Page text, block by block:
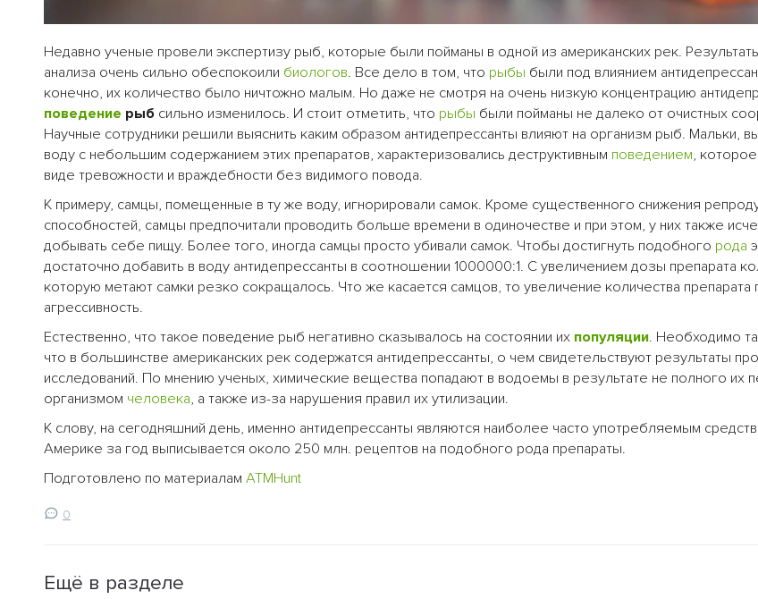
Недавно ученые провели экспертизу рыб, которые были пойманы в одной из американских рек.
анализа очень сильно обеспокоили биологов. Все дело в том, что рыбы были под влиянием
конечно, их количество было ничтожно малым. Но даже не смотря на очень низкую концентрацию
поведение рыб сильно изменилось. И стоит отметить, что рыбы были пойманы не далеко от очистных
Научные сотрудники решили выяснить каким образом антидепрессанты влияют на организм рыб. Мальки,
воду с небольшим содержанием этих препаратов, характеризовались деструктивным поведением,
виде тревожности и враждебности без видимого повода.
К примеру, самцы, помещенные в ту же воду, игнорировали самок. Кроме существенного снижения
способностей, самцы предпочитали проводить больше времени в одиночестве и при этом, у них также
добывать себе пищу. Более того, иногда самцы просто убивали самок. Чтобы достигнуть подобного рода
достаточно добавить в воду антидепрессанты в соотношении 1000000:1. С увеличением дозы препарата
которую метают самки резко сокращалось. Что же касается самцов, то увеличение количества
агрессивность.
Естественно, что такое поведение рыб негативно сказывалось на состоянии их популяции. Необходимо
что в большинстве американских рек содержатся антидепрессанты, о чем свидетельствуют результаты
исследований. По мнению ученых, химические вещества попадают в водоемы в результате не полного их
организмом человека, а также из-за нарушения правил их утилизации.
К слову, на сегодняшний день, именно антидепрессанты являются наиболее часто употребляемым
Америке за год выписывается около 250 млн. рецептов на подобного рода препараты.
Подготовлено по материалам ATMHunt
0
Ещё в разделе